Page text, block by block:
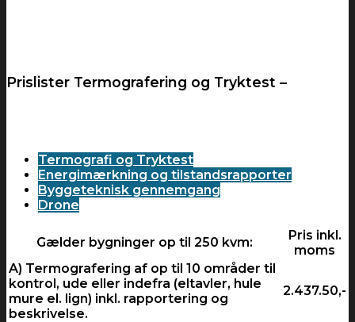
Prislister Termografering og Tryktest –
Termografi og Tryktest
Energimærkning og tilstandsrapporter
Byggeteknisk gennemgang
Drone
Gælder bygninger op til 250 kvm:
Pris inkl.
moms
A) Termografering af op til 10 områder til
kontrol, ude eller indefra (eltavler, hule
mure el. lign) inkl. rapportering og
beskrivelse.
2.437.50,-